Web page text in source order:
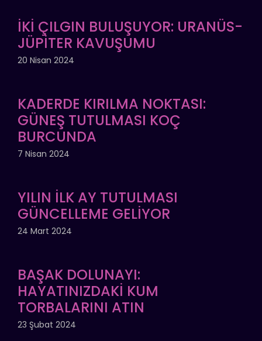
İKİ ÇILGIN BULUŞUYOR: URANÜS-
JÜPİTER KAVUŞUMU
20 Nisan 2024
KADERDE KIRILMA NOKTASI:
GÜNEŞ TUTULMASI KOÇ
BURCUNDA
7 Nisan 2024
YILIN İLK AY TUTULMASI
GÜNCELLEME GELİYOR
24 Mart 2024
BAŞAK DOLUNAYI:
HAYATINIZDAKİ KUM
TORBALARINI ATIN
23 Şubat 2024